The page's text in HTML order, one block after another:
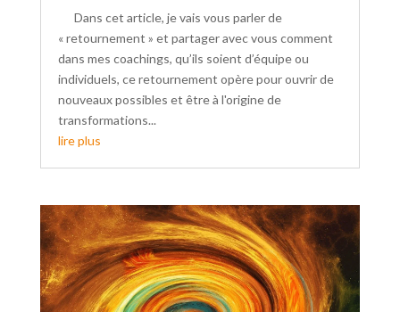
Dans cet article, je vais vous parler de
« retournement » et partager avec vous comment
dans mes coachings, qu’ils soient d’équipe ou
individuels, ce retournement opère pour ouvrir de
nouveaux possibles et être à l'origine de
transformations...
lire plus